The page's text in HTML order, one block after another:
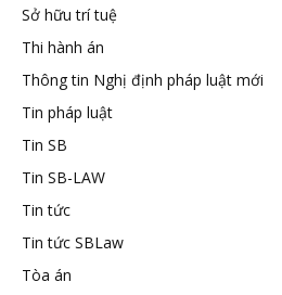
Sở hữu trí tuệ
Thi hành án
Thông tin Nghị định pháp luật mới
Tin pháp luật
Tin SB
Tin SB-LAW
Tin tức
Tin tức SBLaw
Tòa án